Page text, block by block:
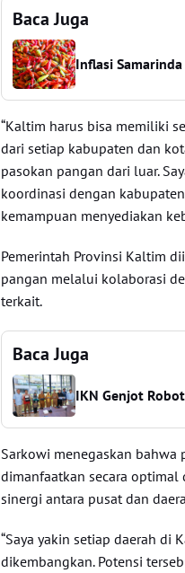
Baca Juga
Inflasi
“Kaltim harus bisa memiliki
dari setiap kabupaten dan
pasokan pangan dari luar.
koordinasi dengan
kemampuan menyediakan
Pemerintah Provinsi Kaltim
pangan melalui kolaborasi
terkait.
Baca Juga
IKN Genjot
Sarkowi menegaskan
dimanfaatkan secara optimal
sinergi antara pusat dan
“Saya yakin setiap daerah
dikembangkan. Potensi